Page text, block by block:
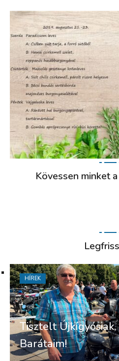
Kövessen minket
Tisztelt Újkígyósiak,
Barátaim!
HÍREK